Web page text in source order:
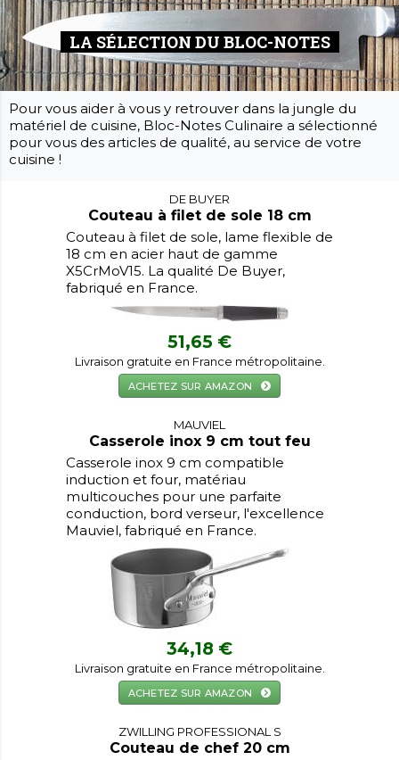
LA SÉLECTION DU BLOC-NOTES
Pour vous aider à vous y retrouver dans la jungle du
matériel de cuisine, Bloc-Notes Culinaire a sélectionné
pour vous des articles de qualité, au service de votre
cuisine !
DE BUYER
Couteau à filet de sole 18 cm
Couteau à filet de sole, lame flexible de
18 cm en acier haut de gamme
X5CrMoV15. La qualité De Buyer,
fabriqué en France.
51,65 €
Livraison gratuite en France métropolitaine.
ACHETEZ SUR AMAZON
MAUVIEL
Casserole inox 9 cm tout feu
Casserole inox 9 cm compatible
induction et four, matériau
multicouches pour une parfaite
conduction, bord verseur, l'excellence
Mauviel, fabriqué en France.
34,18 €
Livraison gratuite en France métropolitaine.
ACHETEZ SUR AMAZON
ZWILLING PROFESSIONAL S
Couteau de chef 20 cm